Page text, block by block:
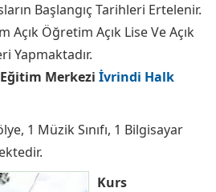
Başlangıç Tarihleri Ertelenir.
Açık Öğretim Açık Lise Ve Açık
Yapmaktadır.
Merkezi İvrindi Halk
1 Müzik Sınıfı, 1 Bilgisayar
Kurs